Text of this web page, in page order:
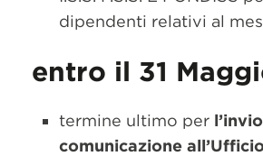
dipendenti relativi al
entro il 31
termine ultimo per
comunicazione